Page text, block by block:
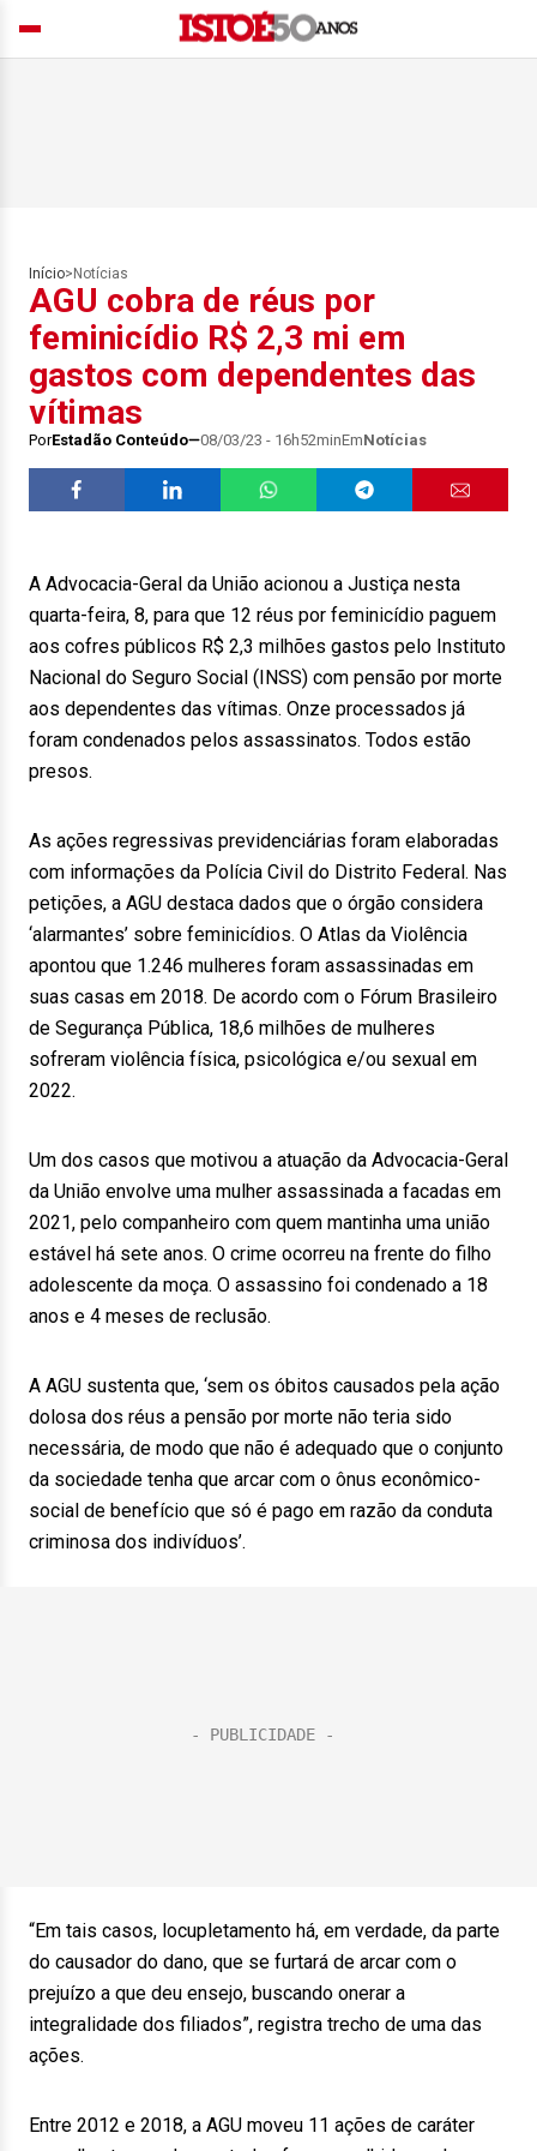
Início> Notícias
AGU cobra de réus por
feminicídio R$ 2,3 mi em
gastos com dependentes das
vítimas
PorEstadão Conteúdo 08/03/23 - 16h52minEmNotícias
A Advocacia-Geral da União acionou a Justiça nesta
quarta-feira, 8, para que 12 réus por feminicídio paguem
aos cofres públicos R$ 2,3 milhões gastos pelo Instituto
Nacional do Seguro Social (INSS) com pensão por morte
aos dependentes das vítimas. Onze processados já
foram condenados pelos assassinatos. Todos estão
presos.
As ações regressivas previdenciárias foram elaboradas
com informações da Polícia Civil do Distrito Federal. Nas
petições, a AGU destaca dados que o órgão considera
‘alarmantes’ sobre feminicídios. O Atlas da Violência
apontou que 1.246 mulheres foram assassinadas em
suas casas em 2018. De acordo com o Fórum Brasileiro
de Segurança Pública, 18,6 milhões de mulheres
sofreram violência física, psicológica e/ou sexual em
2022.
Um dos casos que motivou a atuação da Advocacia-Geral
da União envolve uma mulher assassinada a facadas em
2021, pelo companheiro com quem mantinha uma união
estável há sete anos. O crime ocorreu na frente do filho
adolescente da moça. O assassino foi condenado a 18
anos e 4 meses de reclusão.
A AGU sustenta que, ‘sem os óbitos causados pela ação
dolosa dos réus a pensão por morte não teria sido
necessária, de modo que não é adequado que o conjunto
da sociedade tenha que arcar com o ônus econômico-
social de benefício que só é pago em razão da conduta
criminosa dos indivíduos’.
“Em tais casos, locupletamento há, em verdade, da parte
do causador do dano, que se furtará de arcar com o
prejuízo a que deu ensejo, buscando onerar a
integralidade dos filiados”, registra trecho de uma das
ações.
Entre 2012 e 2018, a AGU moveu 11 ações de caráter